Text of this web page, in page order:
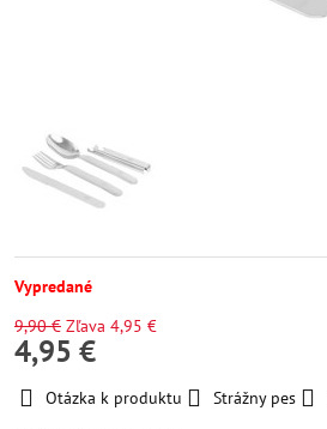
Vypredané
9,90 € Zľava 4,95 €
4,95 €
Otázka k produktu Strážny pes